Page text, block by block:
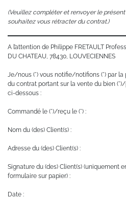
(Veuillez compléter et renvoyer le
souhaitez vous rétracter du contrat.)
A l’attention de Philippe FRETAULT
DU CHATEAU, 78430, LOUVECIENNES
Je/nous (*) vous notifie/notifions (*) par
du contrat portant sur la vente du bien
ci-dessous :
Commandé le (*)/reçu le (*) :
Nom du (des) Client(s) :
Adresse du (des) Client(s) :
Signature du (des) Client(s) (uniquement
formulaire sur papier) :
Date :